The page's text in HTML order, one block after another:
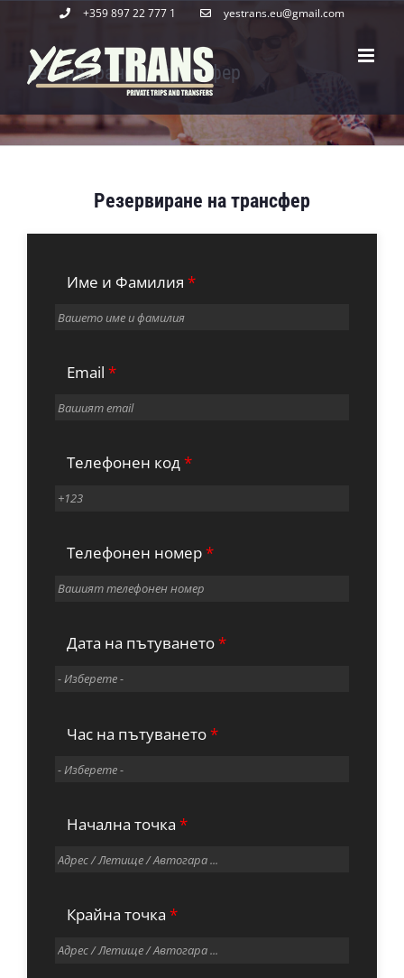
content
+359 897 22 777 1 yestrans.eu@gmail.com
Резервиране на трансфер
Резервиране на трансфер
Име и Фамилия *
Email *
Телефонен код*
Телефонен номер*
Дата на пътуването*
Час на пътуването*
Начална точка *
Крайна точка *